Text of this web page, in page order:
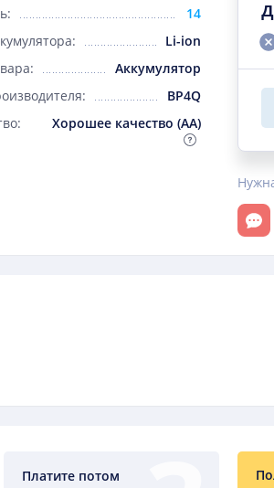
14
Li-ion
Аккумулятор
BP4Q
Хорошее качество (AA)
Платите потом